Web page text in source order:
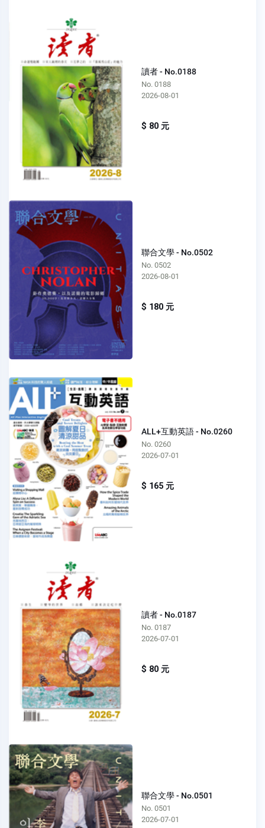
讀者 - No.0188
No. 0188
2026-08-01
$ 80 元
聯合文學 - No.0502
No. 0502
2026-08-01
$ 180 元
ALL+互動英語 - No.0260
No. 0260
2026-07-01
$ 165 元
讀者 - No.0187
No. 0187
2026-07-01
$ 80 元
聯合文學 - No.0501
No. 0501
2026-07-01